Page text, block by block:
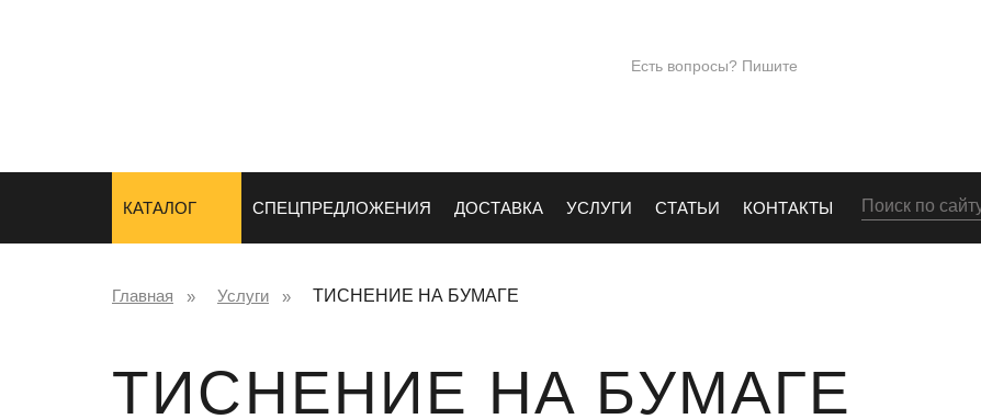
Есть вопросы? Пишите
КАТАЛОГ СПЕЦПРЕДЛОЖЕНИЯ ДОСТАВКА УСЛУГИ СТАТЬИ КОНТАКТЫ
Главная Услуги ТИСНЕНИЕ НА БУМАГЕ
ТИСНЕНИЕ НА БУМАГЕ